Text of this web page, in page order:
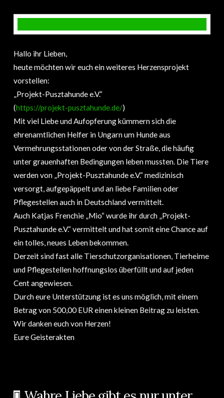
Hallo ihr Lieben,
heute möchten wir euch ein weiteres Herzensprojekt
vorstellen:
„Projekt-Pusztahunde e.V.“
(https://projekt-pusztahunde.de/)
Mit viel Liebe und Aufopferung kümmern sich die
ehrenamtlichen Helfer in Ungarn um Hunde aus
Vermehrungsstationen oder von der Straße, die häufig
unter grauenhaften Bedingungen leben mussten. Die Tiere
werden von „Projekt-Pusztahunde e.V.“ medizinisch
versorgt, aufgepäppelt und an liebe Familien oder
Pflegestellen auch in Deutschland vermittelt.
Auch Katjas Frenchie „Mio“ wurde ihr durch „Projekt-
Pusztahunde e.V.“ vermittelt und hat somit eine Chance auf
ein tolles, neues Leben bekommen.
Derzeit sind fast alle Tierschutzorganisationen, Tierheime
und Pflegestellen hoffnungslos überfüllt und auf jeden
Cent angewiesen.
Durch eure Unterstützung ist es uns möglich, mit einem
Betrag von 500,00 EUR einen kleinen Beitrag zu leisten.
Wir danken euch von Herzen!
Eure Geisterakten